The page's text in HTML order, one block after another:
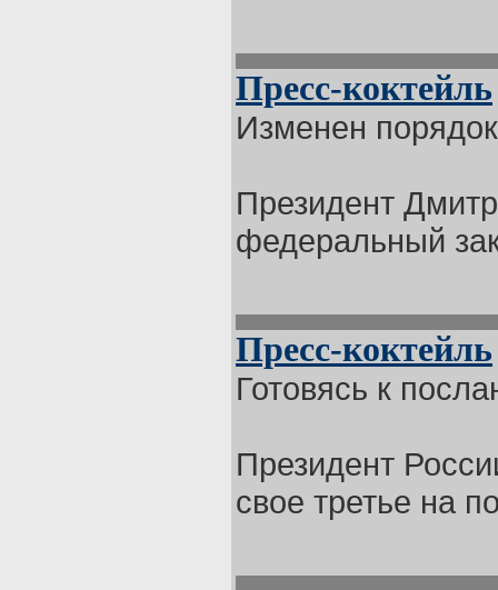
Пресс-коктейль
Изменен
Президент
федеральный
Пресс-коктейль
Готовясь к
Президент
свое третье на